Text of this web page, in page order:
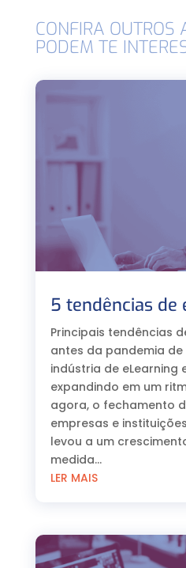
CONFIRA OUTROS
PODEM TE
5 tendências de
Principais tendências
antes da pandemia
indústria de eLearning
expandindo em um
agora, o fechamento
empresas e
levou a um
medida...
LER MAIS